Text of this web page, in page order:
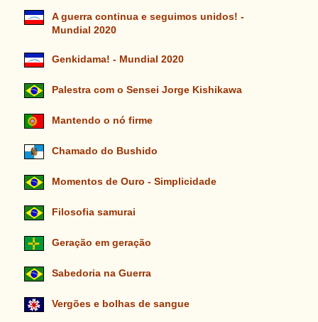
A guerra continua e seguimos unidos! -
Mundial 2020
Genkidama! - Mundial 2020
Palestra com o Sensei Jorge Kishikawa
Mantendo o nó firme
Chamado do Bushido
Momentos de Ouro - Simplicidade
Filosofia samurai
Geração em geração
Sabedoria na Guerra
Vergões e bolhas de sangue